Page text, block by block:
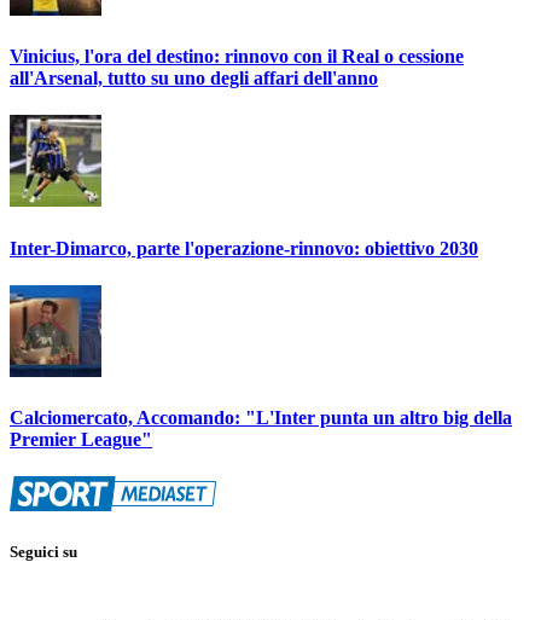
Vinicius, l'ora del destino: rinnovo con il Real o cessione
all'Arsenal, tutto su uno degli affari dell'anno
Inter-Dimarco, parte l'operazione-rinnovo: obiettivo 2030
Calciomercato, Accomando: "L'Inter punta un altro big della
Premier League"
Seguici su